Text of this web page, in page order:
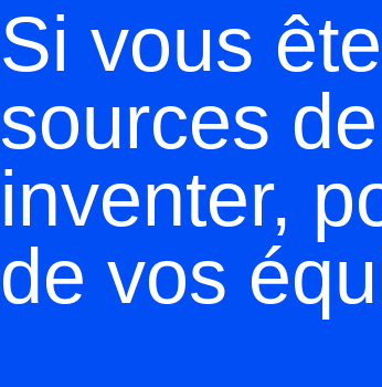
Si vous
sources
inventer,
de vos